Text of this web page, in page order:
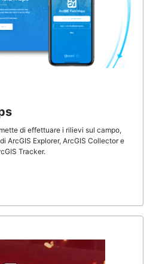
di effettuare i rilievi sul campo,
ArcGIS Explorer, ArcGIS Collector e
Tracker.